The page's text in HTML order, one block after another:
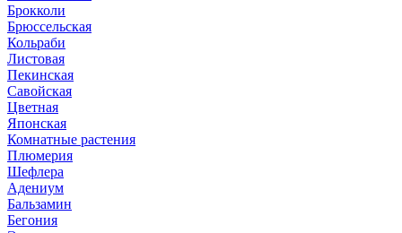
Брокколи
Брюссельская
Кольраби
Листовая
Пекинская
Савойская
Цветная
Японская
Комнатные растения
Плюмерия
Шефлера
Адениум
Бальзамин
Бегония